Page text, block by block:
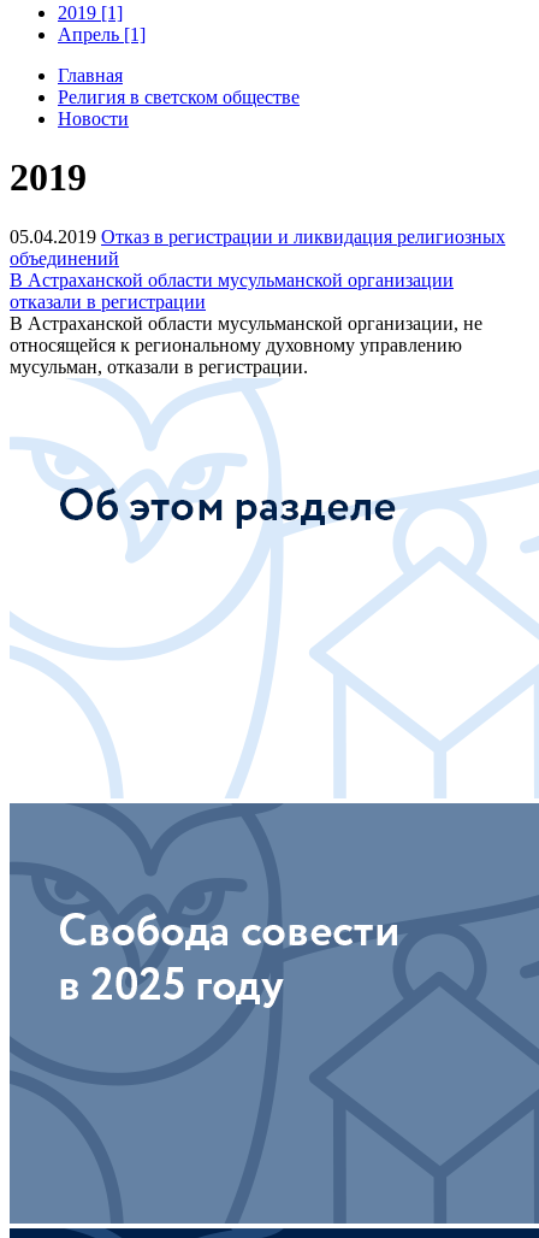
2019 [1]
Апрель [1]
Главная
Религия в светском обществе
Новости
2019
05.04.2019 Отказ в регистрации и ликвидация религиозных
объединений
В Астраханской области мусульманской организации
отказали в регистрации
В Астраханской области мусульманской организации, не
относящейся к региональному духовному управлению
мусульман, отказали в регистрации.